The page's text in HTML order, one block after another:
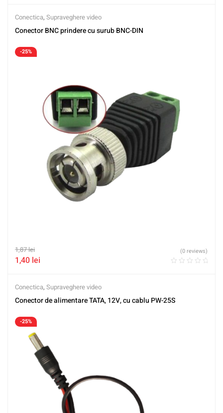
Conectica, Supraveghere video
Conector BNC prindere cu surub BNC-DIN
-25%
1,87lei
1,40 lei
(0 reviews)
Conectica, Supraveghere video
Conector de alimentare TATA, 12V, cu cablu PW-25S
-25%